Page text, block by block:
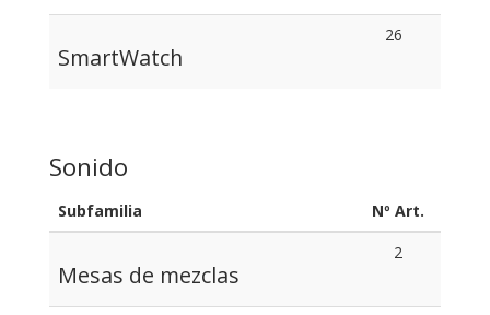
SmartWatch
26
Sonido
Subfamilia Nº Art.
Mesas de mezclas
2